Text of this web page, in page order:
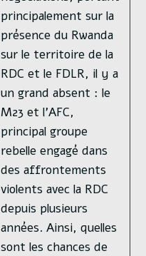
principalement sur la
présence du Rwanda
sur le territoire de la
RDC et le FDLR, il y a
un grand absent : le
M23 et l’AFC,
principal groupe
rebelle engagé dans
des affrontements
violents avec la RDC
depuis plusieurs
années. Ainsi, quelles
sont les chances de